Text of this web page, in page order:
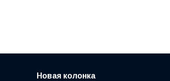
Новая колонка